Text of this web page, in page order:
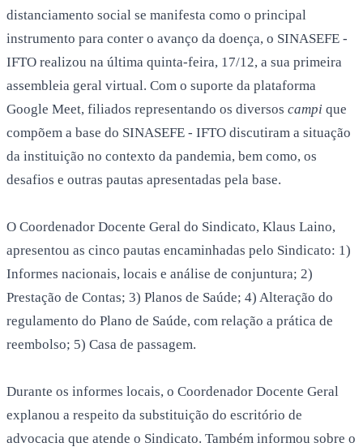
distanciamento social se manifesta como o principal
instrumento para conter o avanço da doença, o SINASEFE -
IFTO realizou na última quinta-feira, 17/12, a sua primeira
assembleia geral virtual. Com o suporte da plataforma
Google Meet, filiados representando os diversos campi que
compõem a base do SINASEFE - IFTO discutiram a situação
da instituição no contexto da pandemia, bem como, os
desafios e outras pautas apresentadas pela base.
O Coordenador Docente Geral do Sindicato, Klaus Laino,
apresentou as cinco pautas encaminhadas pelo Sindicato: 1)
Informes nacionais, locais e análise de conjuntura; 2)
Prestação de Contas; 3) Planos de Saúde; 4) Alteração do
regulamento do Plano de Saúde, com relação a prática de
reembolso; 5) Casa de passagem.
Durante os informes locais, o Coordenador Docente Geral
explanou a respeito da substituição do escritório de
advocacia que atende o Sindicato. Também informou sobre o